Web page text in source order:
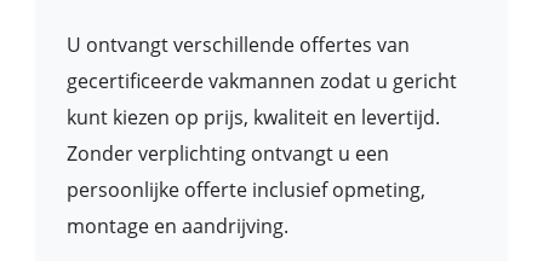
U ontvangt verschillende offertes van
gecertificeerde vakmannen zodat u gericht
kunt kiezen op prijs, kwaliteit en levertijd.
Zonder verplichting ontvangt u een
persoonlijke offerte inclusief opmeting,
montage en aandrijving.